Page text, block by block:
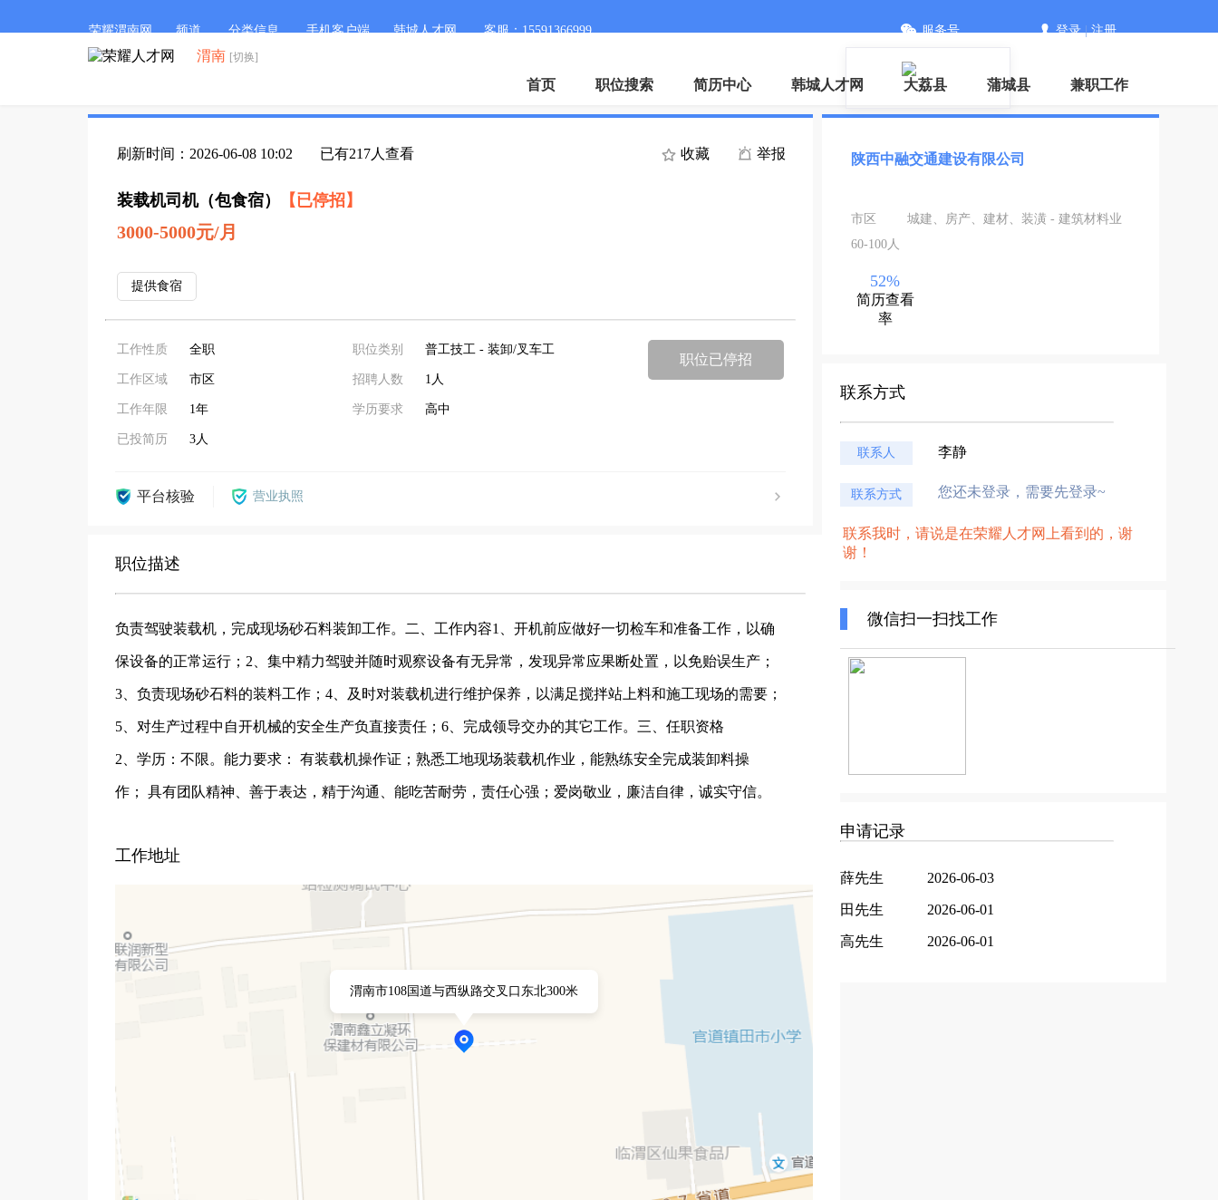
荣耀渭南网 频道 分类信息 手机客户端 韩城人才网 客服：15591366999 服务号 登录|注册
渭南 [切换]
首页 职位搜索 简历中心 韩城人才网 大荔县 蒲城县 兼职工作
刷新时间：2026-06-08 10:02 已有217人查看 收藏 举报
装载机司机（包食宿） 【已停招】
3000-5000元/月
提供食宿
工作性质 全职
工作区域 市区
工作年限 1年
已投简历 3人
职位类别 普工技工 - 装卸/叉车工
招聘人数 1人
学历要求 高中
职位已停招
平台核验 营业执照
职位描述
负责驾驶装载机，完成现场砂石料装卸工作。二、工作内容1、开机前应做好一切检车和准备工作，以确
保设备的正常运行；2、集中精力驾驶并随时观察设备有无异常，发现异常应果断处置，以免贻误生产；
3、负责现场砂石料的装料工作；4、及时对装载机进行维护保养，以满足搅拌站上料和施工现场的需要；
5、对生产过程中自开机械的安全生产负直接责任；6、完成领导交办的其它工作。三、任职资格
2、学历：不限。能力要求： 有装载机操作证；熟悉工地现场装载机作业，能熟练安全完成装卸料操
作； 具有团队精神、善于表达，精于沟通、能吃苦耐劳，责任心强；爱岗敬业，廉洁自律，诚实守信。
工作地址
渭南市108国道与西纵路交叉口东北300米
陕西中融交通建设有限公司
市区
城建、房产、建材、装潢 - 建筑材料业
60-100人
52%
简历查看
率
联系方式
联系人 李静
联系方式 您还未登录，需要先登录~
联系我时，请说是在荣耀人才网上看到的，谢
谢！
微信扫一扫找工作
申请记录
薛先生 2026-06-03
田先生 2026-06-01
高先生 2026-06-01